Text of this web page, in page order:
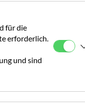
site
und Entsorgung,
für die
erforderlich.
und sind